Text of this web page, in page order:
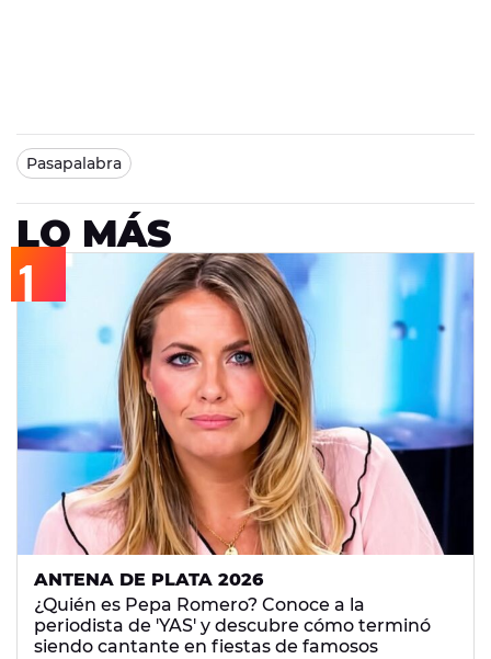
Pasapalabra
LO MÁS
ANTENA DE PLATA 2026
¿Quién es Pepa Romero? Conoce a la
periodista de 'YAS' y descubre cómo terminó
siendo cantante en fiestas de famosos